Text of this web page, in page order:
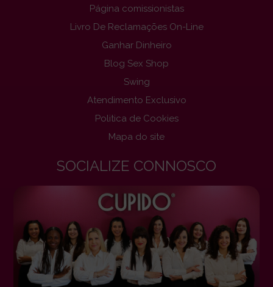
Página comissionistas
Livro De Reclamações On-Line
Ganhar Dinheiro
Blog Sex Shop
Swing
Atendimento Exclusivo
Politica de Cookies
Mapa do site
SOCIALIZE CONNOSCO